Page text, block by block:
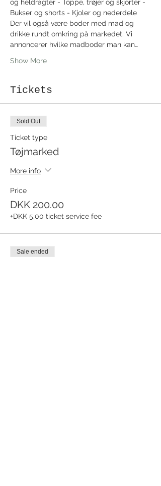
og heldragter - Toppe, trøjer og skjorter -
Bukser og shorts - Kjoler og nederdele
Der vil også være boder med mad og
drikke rundt omkring på markedet. Vi
annoncerer hvilke madboder man kan…
Show More
Tickets
Sold Out
Ticket type
Tøjmarked
More info
Price
DKK 200.00
+DKK 5.00 ticket service fee
Sale ended